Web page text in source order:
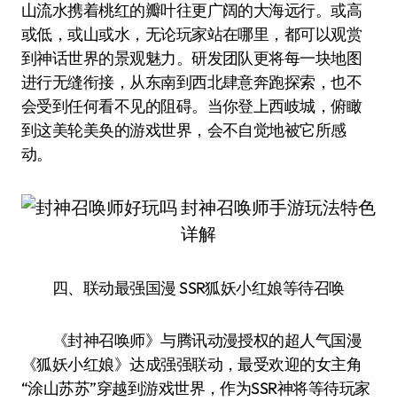
山流水携着桃红的瓣叶往更广阔的大海远行。或高
或低，或山或水，无论玩家站在哪里，都可以观赏
到神话世界的景观魅力。研发团队更将每一块地图
进行无缝衔接，从东南到西北肆意奔跑探索，也不
会受到任何看不见的阻碍。当你登上西岐城，俯瞰
到这美轮美奂的游戏世界，会不自觉地被它所感
动。
四、联动最强国漫 SSR狐妖小红娘等待召唤
《封神召唤师》与腾讯动漫授权的超人气国漫
《狐妖小红娘》达成强强联动，最受欢迎的女主角
“涂山苏苏”穿越到游戏世界，作为SSR神将等待玩家